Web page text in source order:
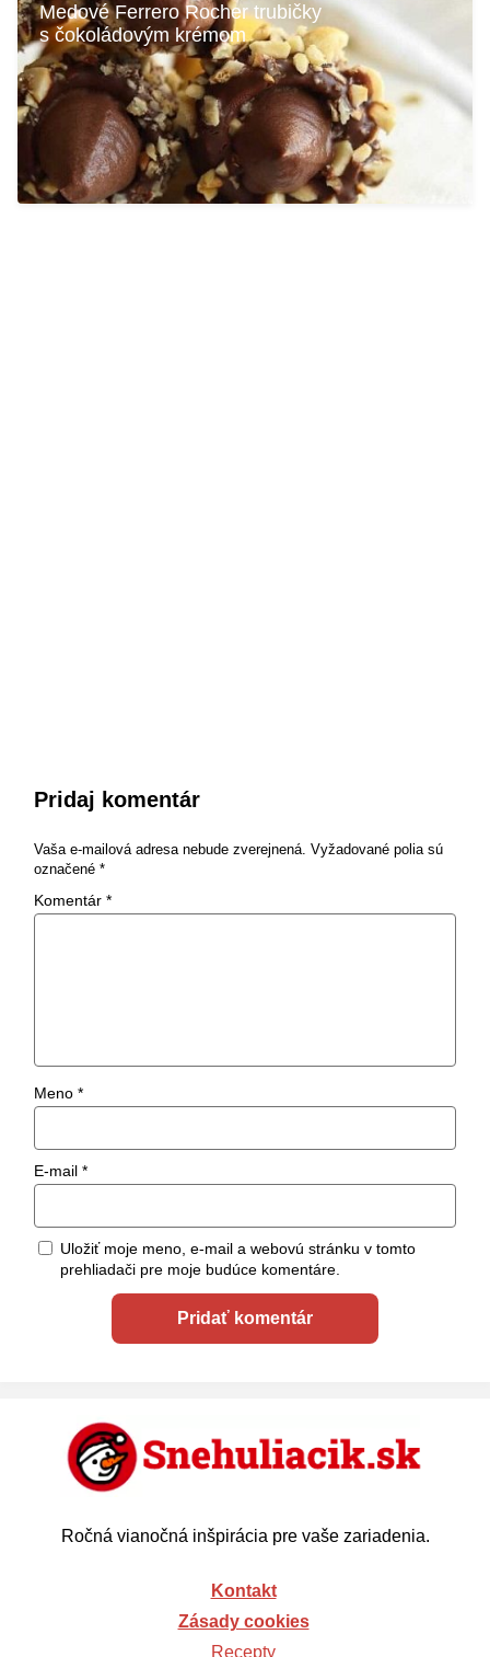
Medové Ferrero Rocher trubičky
s čokoládovým krémom
Pridaj komentár
Vaša e-mailová adresa nebude zverejnená. Vyžadované polia sú
označené *
Komentár *
Meno *
E-mail *
Uložiť moje meno, e-mail a webovú stránku v tomto
prehliadači pre moje budúce komentáre.
Ročná vianočná inšpirácia pre vaše zariadenia.
Kontakt
Zásady cookies
Recepty